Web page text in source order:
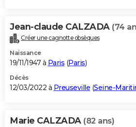
Jean-claude CALZADA (74
Créer une cagnotte obsèques
Naissance
19/11/1947 à Paris (Paris)
Décès
12/03/2022 à Preuseville (Seine-
Marie CALZADA (82 ans)